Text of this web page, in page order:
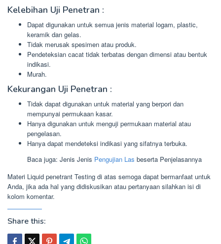
Kelebihan Uji Penetran :
Dapat digunakan untuk semua jenis material logam, plastic,
keramik dan gelas.
Tidak merusak spesimen atau produk.
Pendeteksian cacat tidak terbatas dengan dimensi atau bentuk
indikasi.
Murah.
Kekurangan Uji Penetran :
Tidak dapat digunakan untuk material yang berpori dan
mempunyai permukaan kasar.
Hanya digunakan untuk menguji permukaan material atau
pengelasan.
Hanya dapat mendeteksi indikasi yang sifatnya terbuka.
Baca juga: Jenis Jenis Pengujian Las beserta Penjelasannya
Materi Liquid penetrant Testing di atas semoga dapat bermanfaat untuk
Anda, jika ada hal yang didiskusikan atau pertanyaan silahkan isi di
kolom komentar.
Share this: